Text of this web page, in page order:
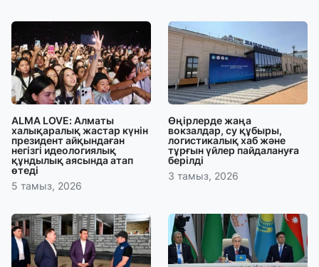
ALMA LOVE: Алматы
халықаралық жастар күнін
президент айқындаған
негізгі идеологиялық
құндылық аясында атап
өтеді
5 тамыз, 2026
Өңірлерде жаңа
вокзалдар, су құбыры,
логистикалық хаб және
тұрғын үйлер пайдалануға
берілді
3 тамыз, 2026